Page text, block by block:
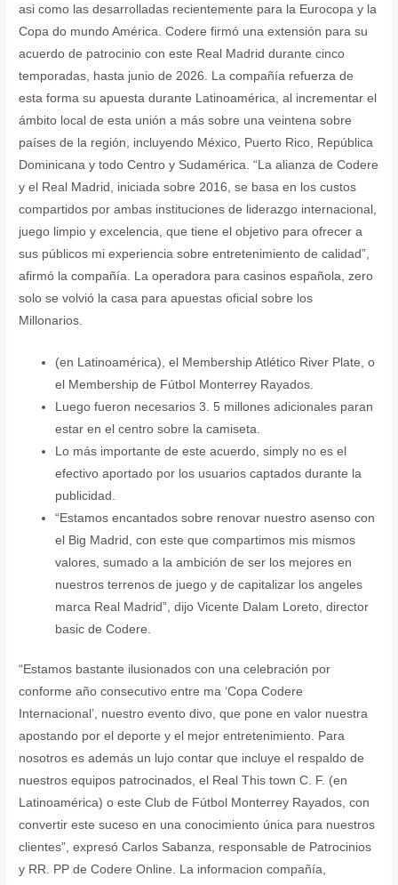
asi como las desarrolladas recientemente para la Eurocopa y la
Copa do mundo América. Codere firmó una extensión para su
acuerdo de patrocinio con este Real Madrid durante cinco
temporadas, hasta junio de 2026. La compañía refuerza de
esta forma su apuesta durante Latinoamérica, al incrementar el
ámbito local de esta unión a más sobre una veintena sobre
países de la región, incluyendo México, Puerto Rico, República
Dominicana y todo Centro y Sudamérica. “La alianza de Codere
y el Real Madrid, iniciada sobre 2016, se basa en los custos
compartidos por ambas instituciones de liderazgo internacional,
juego limpio y excelencia, que tiene el objetivo para ofrecer a
sus públicos mi experiencia sobre entretenimiento de calidad”,
afirmó la compañía. La operadora para casinos española, zero
solo se volvió la casa para apuestas oficial sobre los
Millonarios.
(en Latinoamérica), el Membership Atlético River Plate, o
el Membership de Fútbol Monterrey Rayados.
Luego fueron necesarios 3. 5 millones adicionales paran
estar en el centro sobre la camiseta.
Lo más importante de este acuerdo, simply no es el
efectivo aportado por los usuarios captados durante la
publicidad.
“Estamos encantados sobre renovar nuestro asenso con
el Big Madrid, con este que compartimos mis mismos
valores, sumado a la ambición de ser los mejores en
nuestros terrenos de juego y de capitalizar los angeles
marca Real Madrid”, dijo Vicente Dalam Loreto, director
basic de Codere.
“Estamos bastante ilusionados con una celebración por
conforme año consecutivo entre ma ‘Copa Codere
Internacional’, nuestro evento divo, que pone en valor nuestra
apostando por el deporte y el mejor entretenimiento. Para
nosotros es además un lujo contar que incluye el respaldo de
nuestros equipos patrocinados, el Real This town C. F. (en
Latinoamérica) o este Club de Fútbol Monterrey Rayados, con
convertir este suceso en una conocimiento única para nuestros
clientes”, expresó Carlos Sabanza, responsable de Patrocinios
y RR. PP de Codere Online. La informacion compañía,